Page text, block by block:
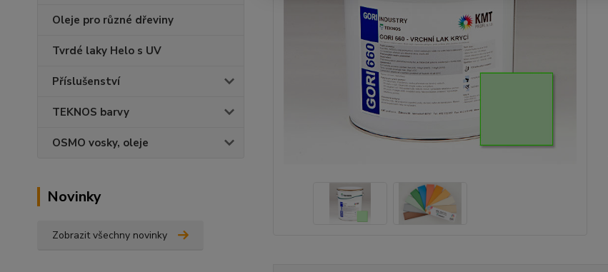
Oleje pro různé dřeviny
Tvrdé laky Helo s UV
Příslušenství
TEKNOS barvy
OSMO vosky, oleje
Novinky
Zobrazit všechny novinky